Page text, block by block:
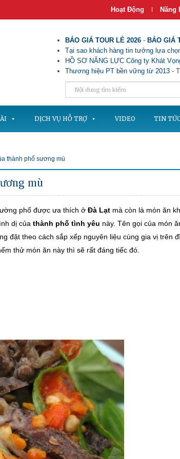
Hoạt Động | Năng
BÁO GIÁ TOUR LẺ 2026 - BÁO GIÁ
Tại sao khách hàng tin tưởng lựa
HỒ SƠ NĂNG LỰC Công ty Khát
Thương hiệu PT bền vững từ 2013 -
DỊCH VỤ HỖ TRỢ VIDEO TIN
thành phố sương mù
mù
phố được ưa thích ở Đà Lạt mà còn là món ăn
dị của thành phố tình yêu này. Tên gọi của món
đặt theo cách sắp xếp nguyên liệu cùng gia vị trên
thử món ăn này thì sẽ rất đáng tiếc đó.